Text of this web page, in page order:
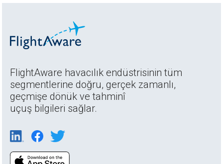
FlightAware havacılık endüstrisinin tüm
segmentlerine doğru, gerçek zamanlı,
geçmişe dönük ve tahminî
uçuş bilgileri sağlar.